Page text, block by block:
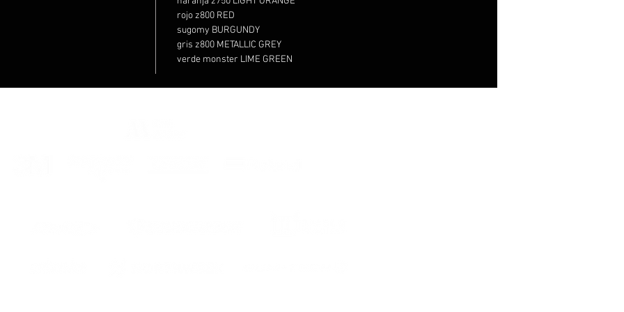
rojo z800 RED
sugomy BURGUNDY
gris z800 METALLIC GREY
verde monster LIME GREEN